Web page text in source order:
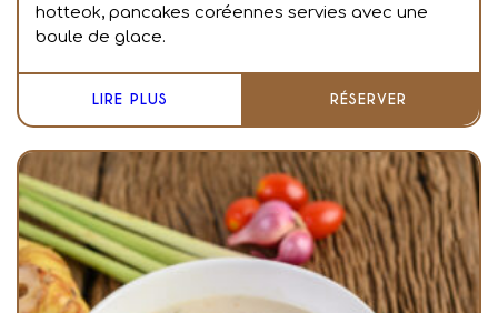
hotteok, pancakes coréennes servies avec une
boule de glace.
LIRE PLUS RÉSERVER